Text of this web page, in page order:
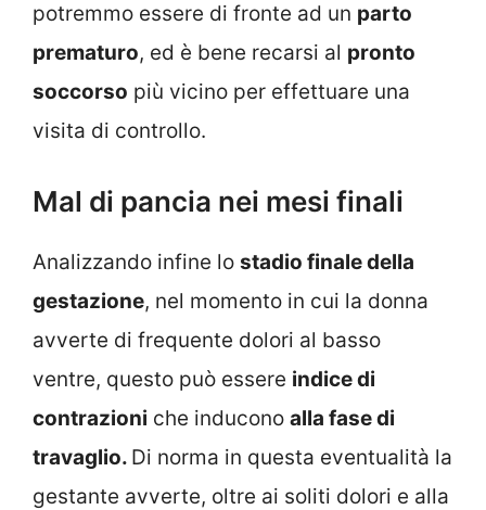
potremmo essere di fronte ad un parto
prematuro, ed è bene recarsi al pronto
soccorso più vicino per effettuare una
visita di controllo.
Mal di pancia nei mesi finali
Analizzando infine lo stadio finale della
gestazione, nel momento in cui la donna
avverte di frequente dolori al basso
ventre, questo può essere indice di
contrazioni che inducono alla fase di
travaglio. Di norma in questa eventualità la
gestante avverte, oltre ai soliti dolori e alla